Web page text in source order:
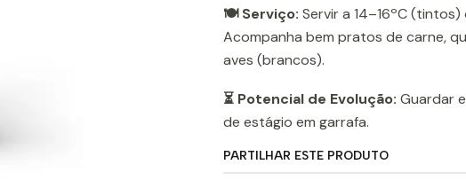
🍽️ Serviço: Servir a 14–16ºC
Acompanha bem pratos de carne,
aves (brancos).
⏳ Potencial de Evolução: Guardar
de estágio em garrafa.
PARTILHAR ESTE PRODUTO